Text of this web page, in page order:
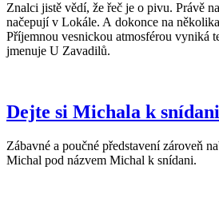
Znalci jistě vědí, že řeč je o pivu. Právě
načepují v Lokále. A dokonce na
Příjemnou vesnickou atmosférou vyniká
jmenuje U Zavadilů.
Dejte si Michala k snídani
Zábavné a poučné představení zároveň
Michal pod názvem Michal k snídani.